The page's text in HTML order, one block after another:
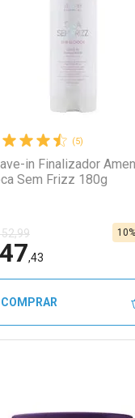
(5)
in Finalizador
Sem Frizz 180g
52,99
47,43
COMPRAR